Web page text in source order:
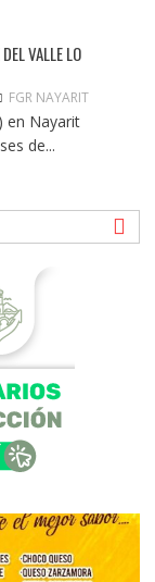
VALLE LO
FGR NAYARIT
en Nayarit
de...